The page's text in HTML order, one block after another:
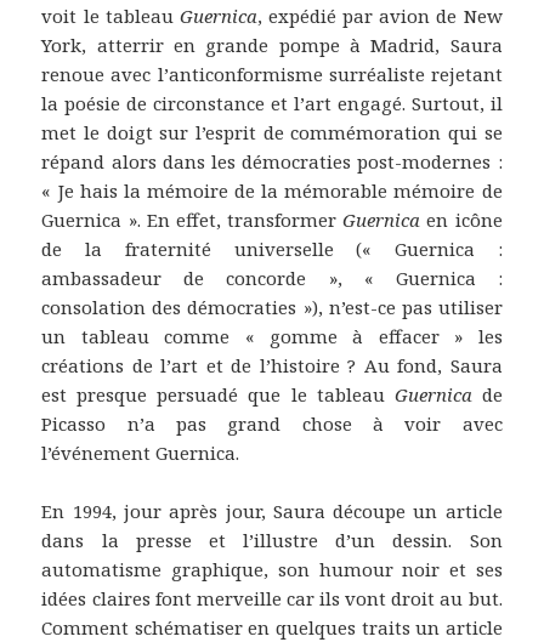
voit le tableau Guernica, expédié par avion de New
York, atterrir en grande pompe à Madrid, Saura
renoue avec l’anticonformisme surréaliste rejetant
la poésie de circonstance et l’art engagé. Surtout, il
met le doigt sur l’esprit de commémoration qui se
répand alors dans les démocraties post-modernes :
« Je hais la mémoire de la mémorable mémoire de
Guernica ». En effet, transformerGuernica en icône
de la fraternité universelle (« Guernica :
ambassadeur de concorde », « Guernica :
consolation des démocraties »), n’est-ce pas utiliser
un tableau comme « gomme à effacer » les
créations de l’art et de l’histoire ? Au fond, Saura
est presque persuadé que le tableau Guernica de
Picasso n’a pas grand chose à voir avec
l’événement Guernica.
En 1994, jour après jour, Saura découpe un article
dans la presse et l’illustre d’un dessin. Son
automatisme graphique, son humour noir et ses
idées claires font merveille car ils vont droit au but.
Comment schématiser en quelques traits un article